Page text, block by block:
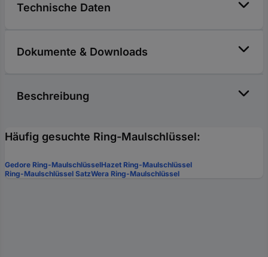
Technische Daten
Dokumente & Downloads
Beschreibung
Häufig gesuchte Ring-Maulschlüssel:
Gedore Ring-MaulschlüsselHazet Ring-Maulschlüssel
Ring-Maulschlüssel SatzWera Ring-Maulschlüssel